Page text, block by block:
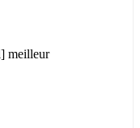
meilleur